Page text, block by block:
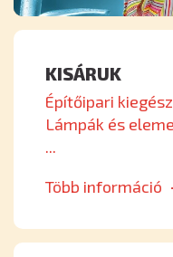
KISÁRUK
Építőipari
Lámpák és
...
Több információ